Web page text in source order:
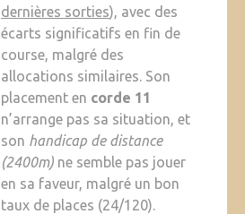
dernières sorties), avec des
écarts significatifs en fin de
course, malgré des
allocations similaires. Son
placement en corde 11
n’arrange pas sa situation, et
son handicap de distance
(2400m)ne semble pas jouer
en sa faveur, malgré un bon
taux de places (24/120).